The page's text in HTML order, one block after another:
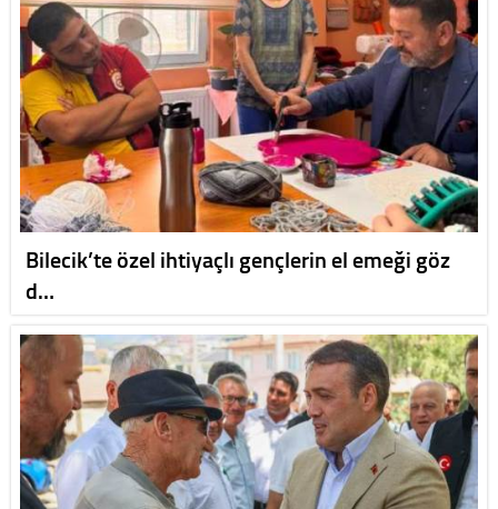
Bilecik’te özel ihtiyaçlı gençlerin el emeği göz
d…